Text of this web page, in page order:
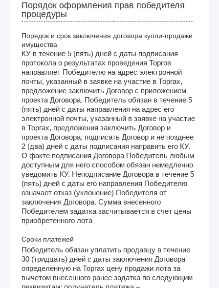
Порядок оформления прав победителя
процедуры
Порядок и срок заключения договора купли-продажи
имущества
КУ в течение 5 (пять) дней с даты подписания
протокола о результатах проведения Торгов
направляет Победителю на адрес электронной
почты, указанный в заявке на участие в Торгах,
предложение заключить Договор с приложением
проекта Договора. Победитель обязан в течение 5
(пять) дней с даты направления на адрес его
электронной почты, указанный в заявке на участие
в Торгах, предложения заключить Договор и
проекта Договора, подписать Договор и не позднее
2 (два) дней с даты подписания направить его КУ.
О факте подписания Договора Победитель любым
доступным для него способом обязан немедленно
уведомить КУ. Неподписание Договора в течение 5
(пять) дней с даты его направления Победителю
означает отказ (уклонение) Победителя от
заключения Договора. Сумма внесенного
Победителем задатка засчитывается в счет цены
приобретенного лота
Сроки платежей
Победитель обязан уплатить продавцу в течение
30 (тридцать) дней с даты заключения Договора
определенную на Торгах цену продажи лота за
вычетом внесенного ранее задатка по следующим